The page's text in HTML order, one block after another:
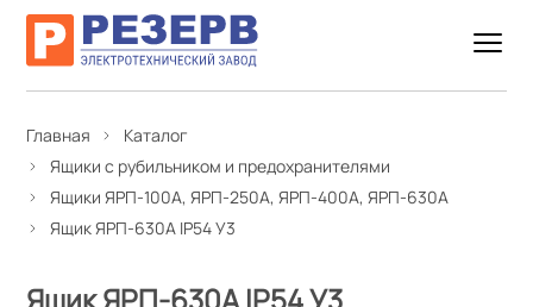
Главная
Каталог
Ящики с рубильником и предохранителями
Ящики ЯРП-100А, ЯРП-250А, ЯРП-400А, ЯРП-630А
Ящик ЯРП-630А IP54 У3